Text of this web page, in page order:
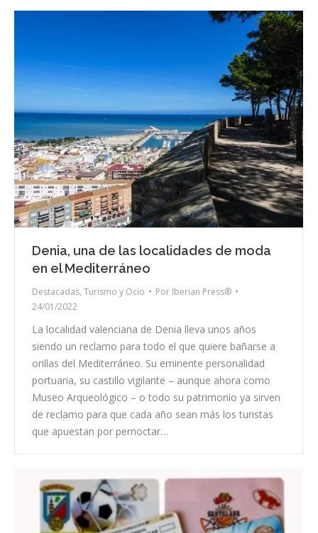
Denia, una de las localidades de moda
en el Mediterráneo
Destacadas, Turismo y Ocio Por Iberian Press®
24/01/2022
La localidad valenciana de Denia lleva unos años
siendo un reclamo para todo el que quiere bañarse a
orillas del Mediterráneo. Su eminente personalidad
portuaria, su castillo vigilante – aunque ahora como
Museo Arqueológico – o todo su patrimonio ya sirven
de reclamo para que cada año sean más los turistas
que apuestan por pernoctar…